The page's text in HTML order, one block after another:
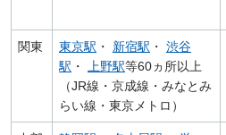
関東 東京駅 ・ 新宿駅 ・ 渋谷
駅 ・ 上野駅等60ヵ所以上
（JR線・京成線・みなとみ
らい線・東京メトロ）